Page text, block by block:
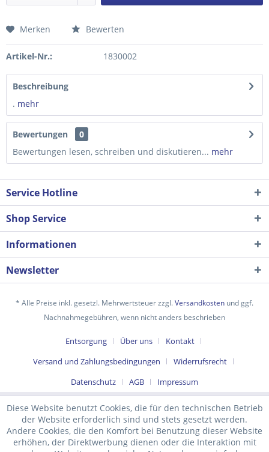
Preis anfragen
Ich habe dieDatenschutzerklärunggelesen,
Mit * gekennzeichnete Felder sind Pflichtfelder.
Merken Bewerten
Artikel-Nr.: 1830002
Beschreibung
. mehr
Bewertungen
0
Bewertungen lesen, schreiben und diskutieren... mehr
Service Hotline
Shop Service
Informationen
Newsletter
* Alle Preise inkl. gesetzl. Mehrwertsteuer zzgl.Versandkosten und ggf.
Nachnahmegebühren, wenn nicht anders beschrieben
Entsorgung Über uns
Kontakt
Versand und Zahlungsbedingungen
Widerrufsrecht
Datenschutz
AGB Impressum
Diese Website benutzt Cookies, die für den technischen Betrieb
der Website erforderlich sind und stets gesetzt werden.
Andere Cookies, die den Komfort bei Benutzung dieser Website
erhöhen, der Direktwerbung dienen oder die Interaktion mit